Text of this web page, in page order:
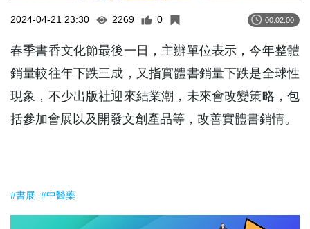
2024-04-21 23:30 2269 0 00:02:00
春季書香文化節最後一日，主辦單位表示，今年整體
銷量較往年下跌三成，又指實體書銷量下跌是全球性
現象，不少出版社迎來結業潮，未來會改變策略，包
括參加會展以及開發文創產品等，改善實體書銷情。
#書展 #中醫藥